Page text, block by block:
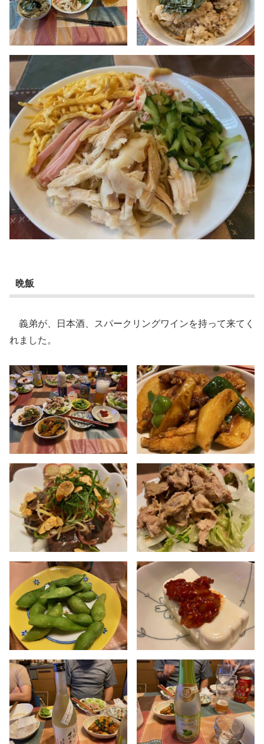
晩飯
義弟が、日本酒、スパークリングワインを持って来てく
れました。